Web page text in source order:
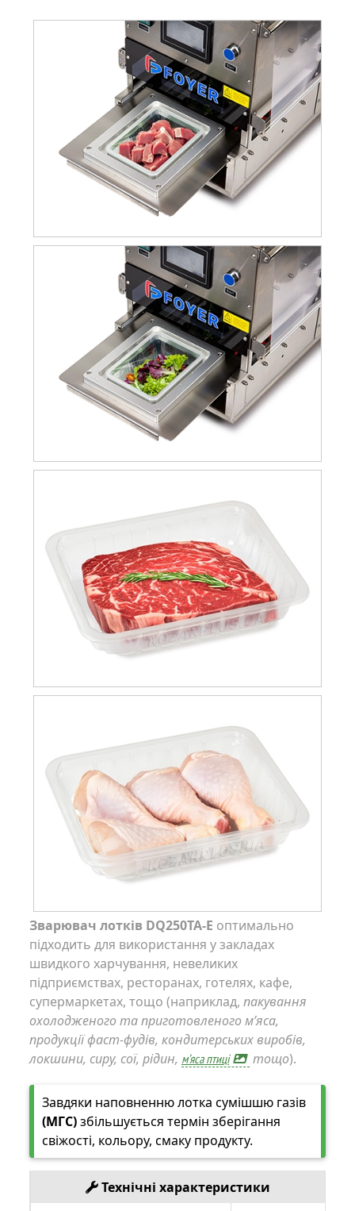
Зварювач лотків DQ250TA-E оптимально
підходить для використання у закладах
швидкого харчування, невеликих
підприємствах, ресторанах, готелях, кафе,
супермаркетах, тощо (наприклад, пакування
охолодженого та приготовленого м’яса,
продукції фаст-фудів, кондитерських виробів,
локшини, сиру, сої, рідин, м’яса птиці тощо).
Завдяки наповненню лотка сумішшю газів
(МГС)збільшується термін зберігання
свіжості, кольору, смаку продукту.
Технічні характеристики